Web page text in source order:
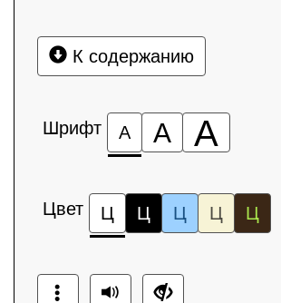
К содержанию
Шрифт А А А
Цвет Ц Ц Ц Ц Ц